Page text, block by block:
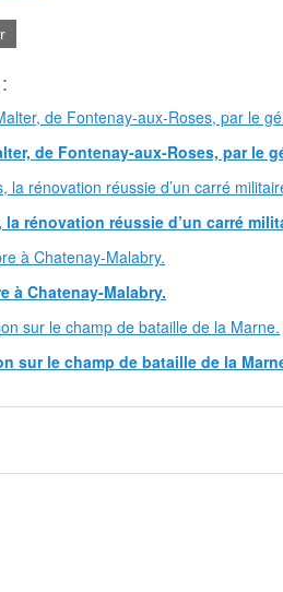
de Fontenay-aux-Roses, par le
rénovation réussie d’un carré
à Chatenay-Malabry.
sur le champ de bataille de la